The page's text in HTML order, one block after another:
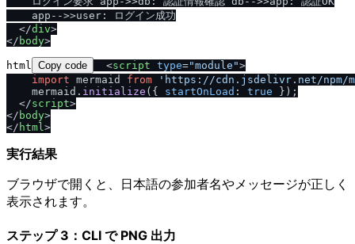
    app-->>user: ログイン成功
</div>
</ body>
html Copy code <script type="module">
import mermaid from
'https://cdn.jsdelivr.net/npm/
    mermaid.
initialize ({ startOnLoad : true });
</script>
</ body>
</ html >
実行結果
ブラウザで開くと、日本語の参加者名やメッセージが正しく
表示されます。
ステップ 3：CLI で PNG 出力